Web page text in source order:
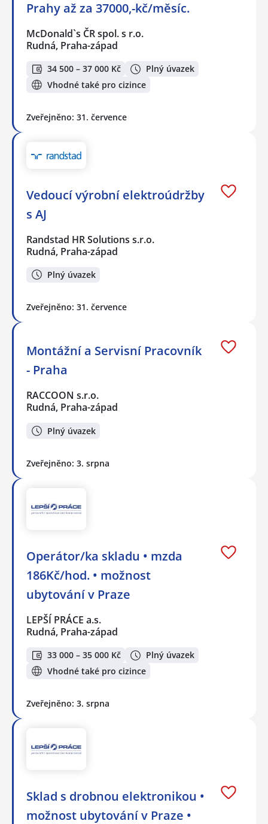
Prahy až za 37000,-kč/měsíc.
McDonald`s ČR spol. s r.o.
Rudná, Praha-západ
34 500 – 37 000 Kč
Plný úvazek
Vhodné také pro cizince
Zveřejněno: 31. července
Vedoucí výrobní elektroúdržby
s AJ
Randstad HR Solutions s.r.o.
Rudná, Praha-západ
Plný úvazek
Zveřejněno: 31. července
Montážní a Servisní Pracovník
- Praha
RACCOON s.r.o.
Rudná, Praha-západ
Plný úvazek
Zveřejněno: 3. srpna
Operátor/ka skladu • mzda
186Kč/hod. • možnost
ubytování v Praze
LEPŠÍ PRÁCE a.s.
Rudná, Praha-západ
33 000 – 35 000 Kč
Plný úvazek
Vhodné také pro cizince
Zveřejněno: 3. srpna
Sklad s drobnou elektronikou •
možnost ubytování v Praze •